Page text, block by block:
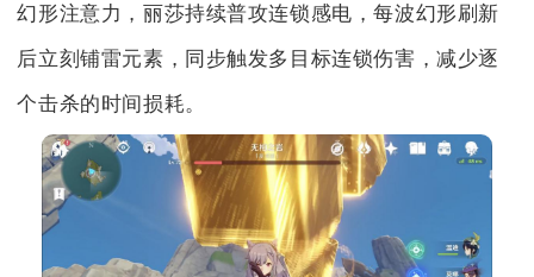
幻形注意力，丽莎持续普攻连锁感电，每波幻形刷新
后立刻铺雷元素，同步触发多目标连锁伤害，减少逐
个击杀的时间损耗。